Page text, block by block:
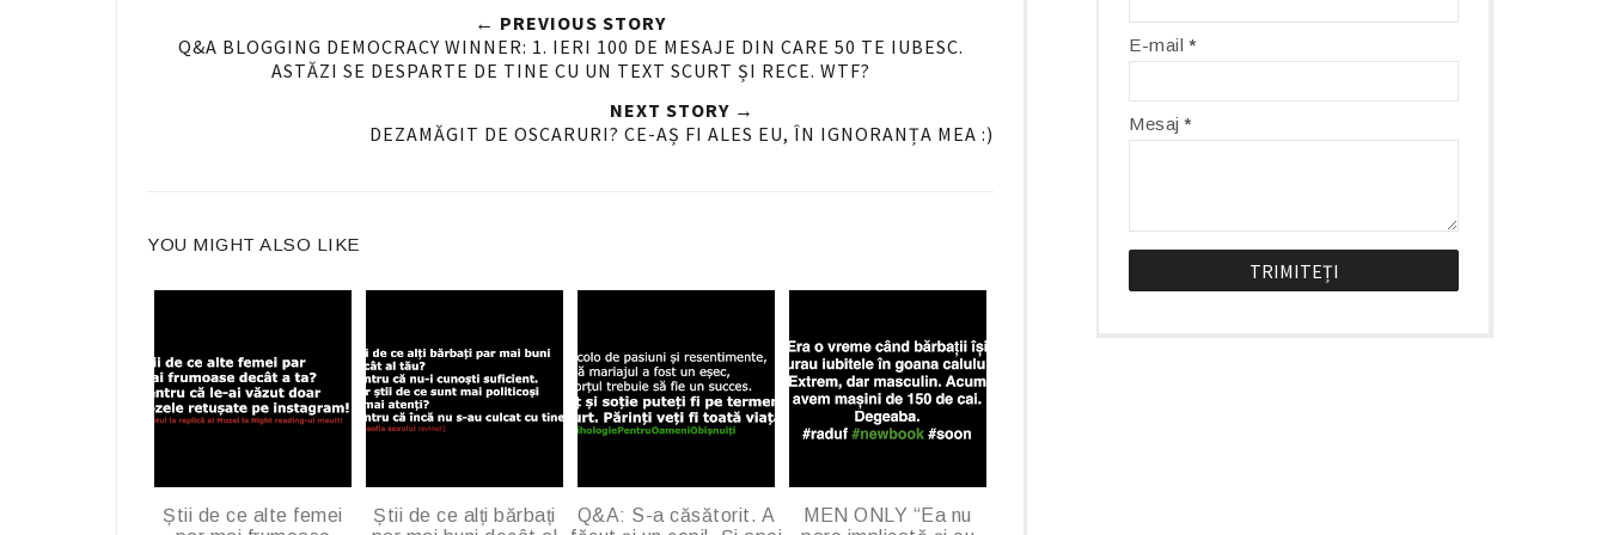
n
F
c
n
G
o
o
← PREVIOUS STORY
Q&A BLOGGING DEMOCRACY WINNER: 1. IERI 100 DE MESAJE DIN CARE 50 TE IUBESC.
ASTĂZI SE DESPARTE DE TINE CU UN TEXT SCURT ȘI RECE. WTF?
NEXT STORY →
DEZAMĂGIT DE OSCARURI? CE-AȘ FI ALES EU, ÎN IGNORANȚA MEA :)
YOU MIGHT ALSO LIKE
Știi de ce alte femei
Știi de ce alți bărbați
Q&A: S-a căsătorit. A
MEN ONLY “Ea nu
E-mail*
Mesaj*